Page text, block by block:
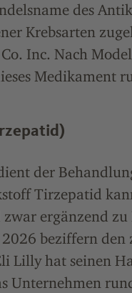
des
Krebsarten
Inc. Nach
Medikament
der
Tirzepatid
ergänzend
beziffern
Lilly hat seinen
Unternehmen